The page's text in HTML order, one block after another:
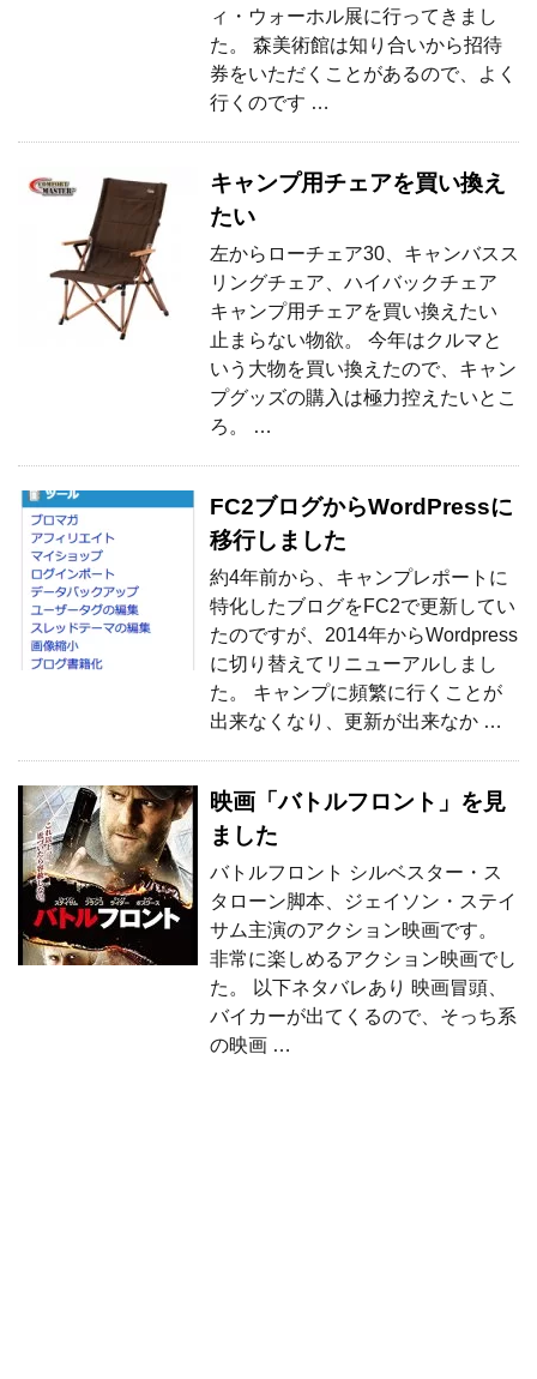
ィ・ウォーホル展に行ってきまし
た。 森美術館は知り合いから招待
券をいただくことがあるので、よく
行くのです …
キャンプ用チェアを買い換え
たい
左からローチェア30、キャンバスス
リングチェア、ハイバックチェア
キャンプ用チェアを買い換えたい
止まらない物欲。 今年はクルマと
いう大物を買い換えたので、キャン
プグッズの購入は極力控えたいとこ
ろ。 …
FC2ブログからWordPressに
移行しました
約4年前から、キャンプレポートに
特化したブログをFC2で更新してい
たのですが、2014年からWordpress
に切り替えてリニューアルしまし
た。 キャンプに頻繁に行くことが
出来なくなり、更新が出来なか …
映画「バトルフロント」を見
ました
バトルフロント シルベスター・ス
タローン脚本、ジェイソン・ステイ
サム主演のアクション映画です。
非常に楽しめるアクション映画でし
た。 以下ネタバレあり 映画冒頭、
バイカーが出てくるので、そっち系
の映画 …